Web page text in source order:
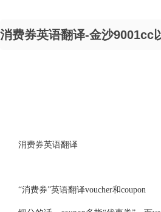
消费券英语翻译-金沙9001cc
消费券英语翻译
“消费券”英语翻译voucher和coupon